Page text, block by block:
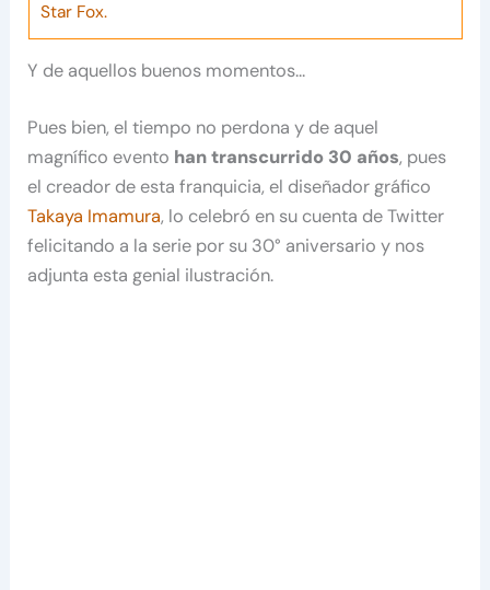
Star Fox.
Y de aquellos buenos momentos…
Pues bien, el tiempo no perdona y de aquel
magnífico evento han transcurrido 30 años, pues
el creador de esta franquicia, el diseñador gráfico
Takaya Imamura, lo celebró en su cuenta de Twitter
felicitando a la serie por su 30° aniversario y nos
adjunta esta genial ilustración.